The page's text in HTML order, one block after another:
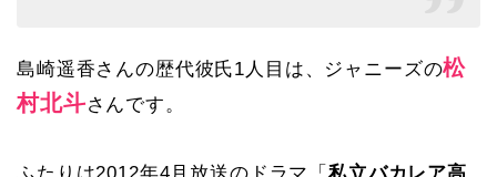
島崎遥香さんの歴代彼氏1人目は、ジャニーズの松
村北斗さんです。